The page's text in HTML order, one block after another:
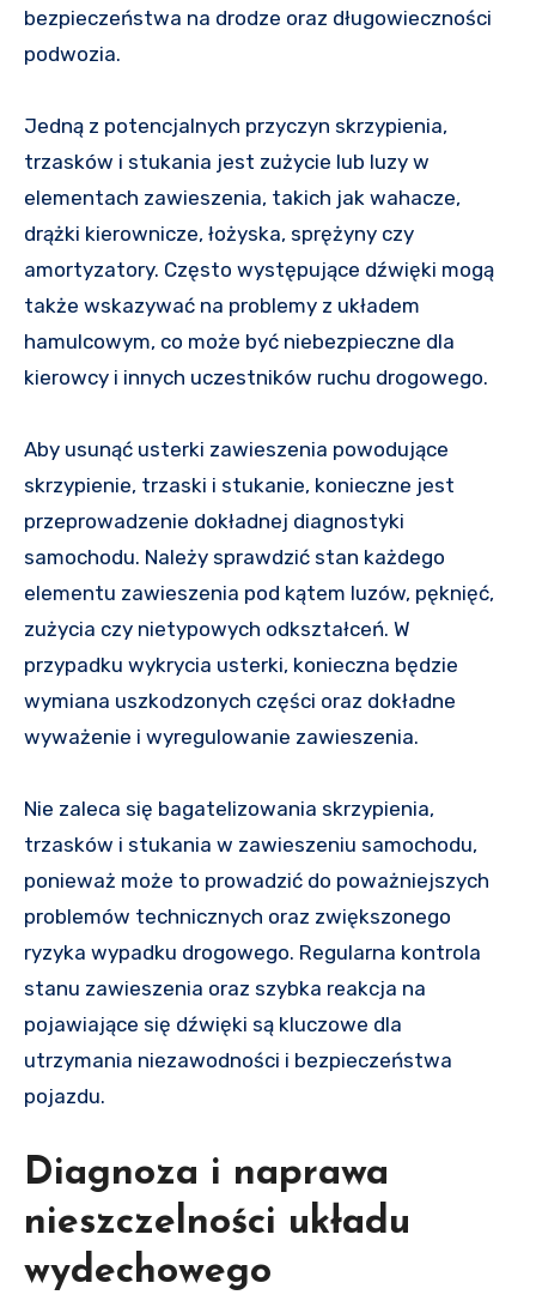
bezpieczeństwa na drodze oraz długowieczności
podwozia.
Jedną z potencjalnych przyczyn skrzypienia,
trzasków i stukania jest zużycie lub luzy w
elementach zawieszenia, takich jak wahacze,
drążki kierownicze, łożyska, sprężyny czy
amortyzatory. Często występujące dźwięki mogą
także wskazywać na problemy z układem
hamulcowym, co może być niebezpieczne dla
kierowcy i innych uczestników ruchu drogowego.
Aby usunąć usterki zawieszenia powodujące
skrzypienie, trzaski i stukanie, konieczne jest
przeprowadzenie dokładnej diagnostyki
samochodu. Należy sprawdzić stan każdego
elementu zawieszenia pod kątem luzów, pęknięć,
zużycia czy nietypowych odkształceń. W
przypadku wykrycia usterki, konieczna będzie
wymiana uszkodzonych części oraz dokładne
wyważenie i wyregulowanie zawieszenia.
Nie zaleca się bagatelizowania skrzypienia,
trzasków i stukania w zawieszeniu samochodu,
ponieważ może to prowadzić do poważniejszych
problemów technicznych oraz zwiększonego
ryzyka wypadku drogowego. Regularna kontrola
stanu zawieszenia oraz szybka reakcja na
pojawiające się dźwięki są kluczowe dla
utrzymania niezawodności i bezpieczeństwa
pojazdu.
Diagnoza i naprawa
nieszczelności układu
wydechowego